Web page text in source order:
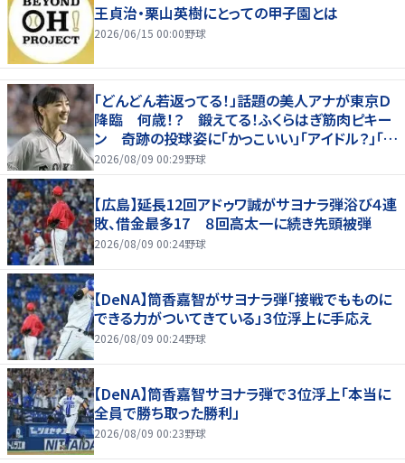
王貞治・栗山英樹にとっての甲子園とは
2026/06/15 00:00野球
「どんどん若返ってる！」話題の美人アナが東京Ｄ
降臨 何歳！？ 鍛えてる！ふくらはぎ筋肉ピキー
ン 奇跡の投球姿に「かっこいい」「アイドル？」「女
神」
2026/08/09 00:29野球
【広島】延長12回アドゥワ誠がサヨナラ弾浴び４連
敗、借金最多17 ８回高太一に続き先頭被弾
2026/08/09 00:24野球
【DeNA】筒香嘉智がサヨナラ弾「接戦でもものに
できる力がついてきている」３位浮上に手応え
2026/08/09 00:24野球
【DeNA】筒香嘉智サヨナラ弾で３位浮上「本当に
全員で勝ち取った勝利」
2026/08/09 00:23野球